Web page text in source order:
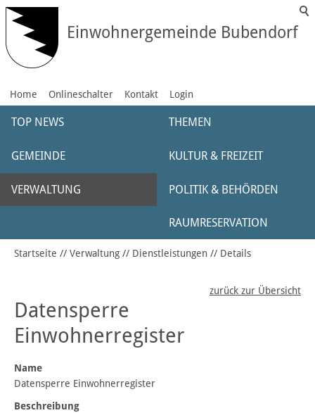
Einwohnergemeinde Bubendorf
Home Onlineschalter Kontakt Login
TOP NEWS THEMEN
GEMEINDE KULTUR & FREIZEIT
VERWALTUNG POLITIK & BEHÖRDEN
RAUMRESERVATION
Startseite Verwaltung Dienstleistungen Details
zurück zur Übersicht
Datensperre
Einwohnerregister
Name
Datensperre Einwohnerregister
Beschreibung